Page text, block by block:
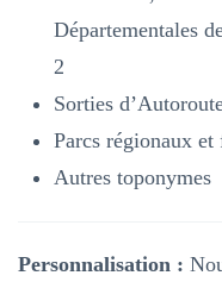
Départementales
2
Sorties
Parcs régionaux
Autres toponymes
Personnalisation :